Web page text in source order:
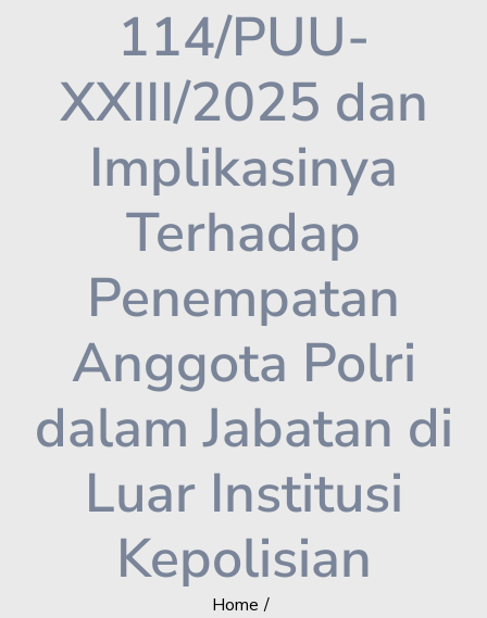
114/PUU-
XXIII/2025 dan
Implikasinya
Terhadap
Penempatan
Anggota Polri
dalam Jabatan di
Luar Institusi
Kepolisian
Home